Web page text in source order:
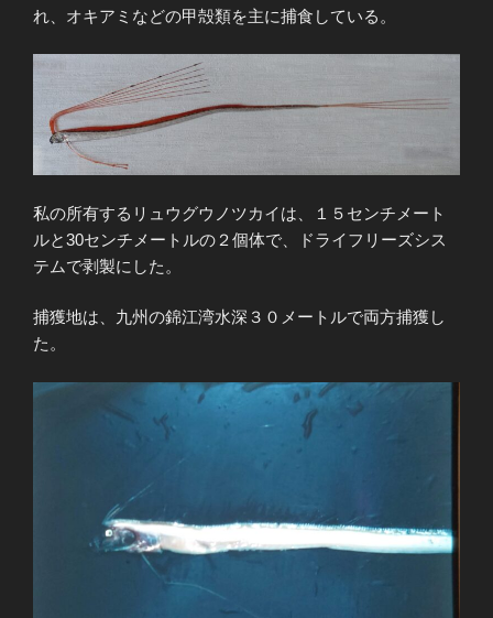
れ、オキアミなどの甲殻類を主に捕食している。
私の所有するリュウグウノツカイは、１５センチメート
ルと30センチメートルの２個体で、ドライフリーズシス
テムで剥製にした。
捕獲地は、九州の錦江湾水深３０メートルで両方捕獲し
た。